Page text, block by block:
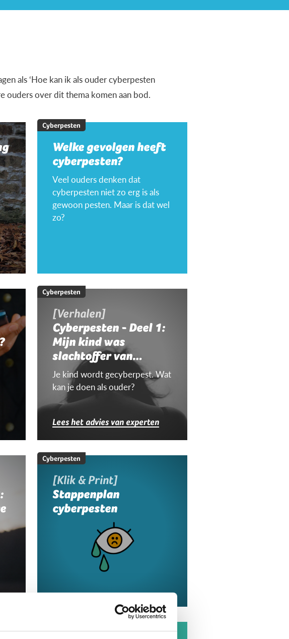
als ‘Hoe kan ik als ouder cyberpesten
ouders over dit thema komen aan bod.
Cyberpesten
Welke gevolgen heeft
cyberpesten?
Veel ouders denken dat
cyberpesten niet zo erg is als
gewoon pesten. Maar is dat wel
zo?
Cyberpesten
[Verhalen]
Cyberpesten - Deel 1:
Mijn kind was
slachtoffer van
cyberpesten
Je kind wordt gecyberpest. Wat
kan je doen als ouder?
Lees het advies van experten
Cyberpesten
[Klik & Print]
Stappenplan
cyberpesten